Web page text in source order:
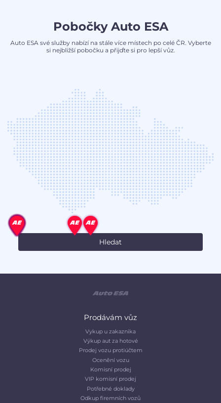
Pobočky Auto ESA
Auto ESA své služby nabízí na stále více místech po celé ČR. Vyberte
si nejbližší pobočku a přijďte si pro lepší vůz.
Prodávám vůz
Vykup u zakaznika
Výkup aut za hotové
Prodej vozu protiúčtem
Ocenění vozu
Komisní prodej
VIP komisní prodej
Potřebné doklady
Odkup firemních vozů